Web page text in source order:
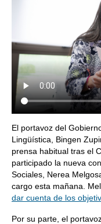
El portavoz del
Lingüística, Bingen
prensa habitual tras el
participado la nueva
Sociales, Nerea
cargo esta mañana.
dar cuenta de los
Por su parte, el